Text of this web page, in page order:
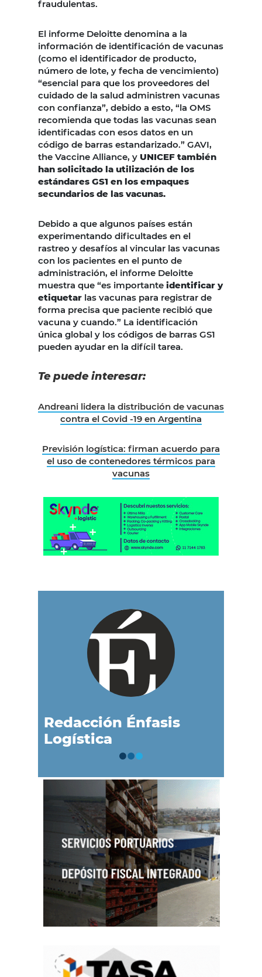
fraudulentas.
El informe Deloitte denomina a la
información de identificación de vacunas
(como el identificador de producto,
número de lote, y fecha de vencimiento)
“esencial para que los proveedores del
cuidado de la salud administren vacunas
con confianza”, debido a esto, “la OMS
recomienda que todas las vacunas sean
identificadas con esos datos en un
código de barras estandarizado.” GAVI,
the Vaccine Alliance, y UNICEF también
han solicitado la utilización de los
estándares GS1 en los empaques
secundarios de las vacunas.
Debido a que algunos países están
experimentando dificultades en el
rastreo y desafíos al vincular las vacunas
con los pacientes en el punto de
administración, el informe Deloitte
muestra que “es importante identificar y
etiquetar las vacunas para registrar de
forma precisa que paciente recibió que
vacuna y cuando.” La identificación
única global y los códigos de barras GS1
pueden ayudar en la difícil tarea.
Te puede interesar:
Andreani lidera la distribución de vacunas
contra el Covid -19 en Argentina
Previsión logística: firman acuerdo para
el uso de contenedores térmicos para
vacunas
Redacción Énfasis
Logística